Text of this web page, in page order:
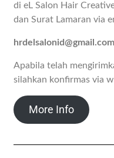
di eL Salon Hair
dan Surat Lamaran via
hrdelsalonid@gmail.com
Apabila telah
silahkan konfirmas via
More Info